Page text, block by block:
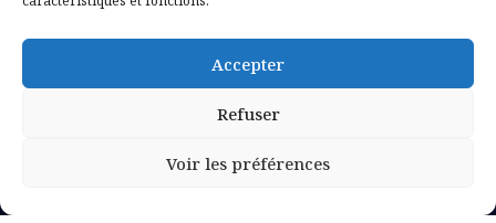
Accepter
Refuser
Voir les préférences